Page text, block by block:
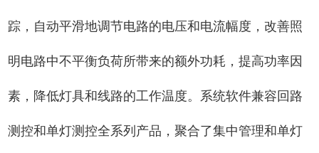
踪，自动平滑地调节电路的电压和电流幅度，改善照
明电路中不平衡负荷所带来的额外功耗，提高功率因
素，降低灯具和线路的工作温度。系统软件兼容回路
测控和单灯测控全系列产品，聚合了集中管理和单灯